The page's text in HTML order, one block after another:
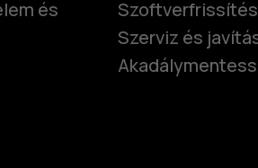
és
Szerviz és